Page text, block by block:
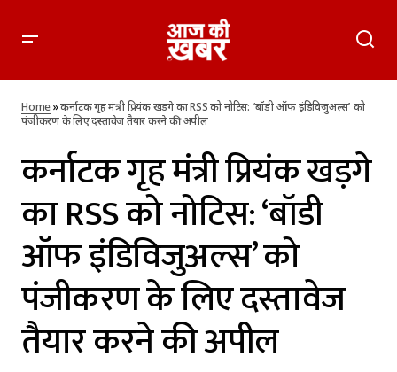
इंडिविजुअल्स’ को पंजीकरण के लिए दस्तावेज तैयार करने की अपील
Home»कर्नाटक गृह मंत्री प्रियंक खड़गे का RSS को नोटिस: ‘बॉडी ऑफ इंडिविजुअल्स’ को
पंजीकरण के लिए दस्तावेज तैयार करने की अपील
कर्नाटक गृह मंत्री प्रियंक खड़गे
का RSS को नोटिस: ‘बॉडी
ऑफ इंडिविजुअल्स’ को
पंजीकरण के लिए दस्तावेज
तैयार करने की अपील